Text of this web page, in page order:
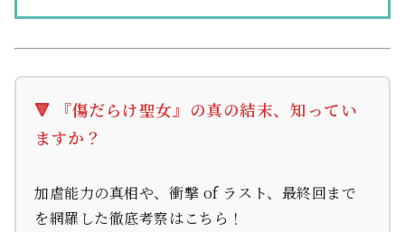
🔻 『傷だらけ聖女』の真の結末、知ってい
ますか？
加虐能力の真相や、衝撃 of ラスト、最終回まで
を網羅した徹底考察はこちら！